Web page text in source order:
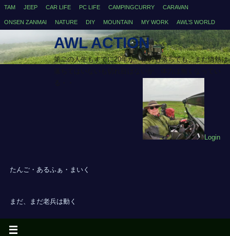
TAM JEEP CAR LIFE PC LIFE CAMPINGCURRY CARAVAN
ONSEN ZANMAI NATURE DIY MOUNTAIN MY WORK AWL’S WORLD
AWL ACTION
第二の人生もすでに20年が、体力も落ちても、まだ情熱は
Login
たんご・あるふぁ・まいく
まだ、まだ老兵は動く